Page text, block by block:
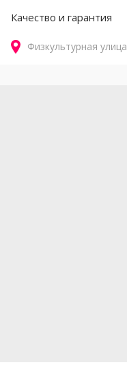
Качество и гарантия
Физкультурная улица